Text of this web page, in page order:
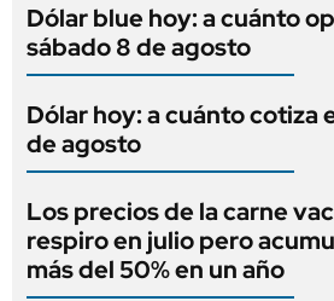
Dólar blue hoy: a cuánto
sábado 8 de agosto
Dólar hoy: a cuánto cotiza
de agosto
Los precios de la carne
respiro en julio pero
más del 50% en un año